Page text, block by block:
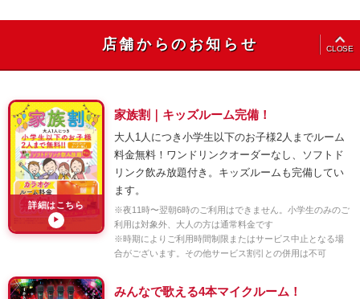
店舗からのお知らせ CLOSE
詳細はこちら
▶
家族割｜キッズルーム完備！
大人1人につき小学生以下のお子様2人までルーム
料金無料！ワンドリンクオーダーなし、ソフトド
リンク飲み放題付き。キッズルームも完備してい
ます。
※夜11時〜翌朝6時のご利用はできません。小学生のみのご
利用は対象外、大人の方は通常料金です
※時期によりご利用時間制限またはサービス中止となる場
合がございます。その他サービス割引との併用は不可
みんなで歌える4本マイクルーム！